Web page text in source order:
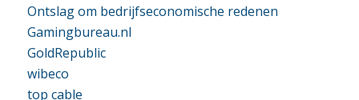
Ontslag om bedrijfseconomische redenen
Gamingbureau.nl
GoldRepublic
wibeco
top cable